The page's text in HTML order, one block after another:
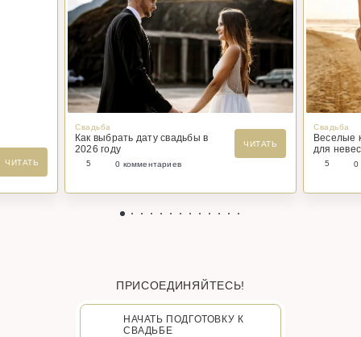
ЧИТАТЬ
Свадьба
Как выбрать дату свадьбы в
2026 году
ЧИТАТЬ
5 0 комментариев
Свадьба
Веселые
для
5 0
ПРИСОЕДИНЯЙТЕСЬ!
НАЧАТЬ ПОДГОТОВКУ К
СВАДЬБЕ